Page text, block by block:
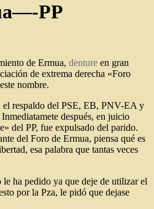
PP
de Ermua, denture en gran
de extrema derecha «Foro
nombre.
el respaldo del PSE, EB, PNV-EA y
después, en juicio
del PP, fue expulsado del parido.
del Foro de Ermua, piensa qué es
esa palabra que tantas veces
ha pedido ya que deje de utilizar el
por la Pza, le pidó que dejase